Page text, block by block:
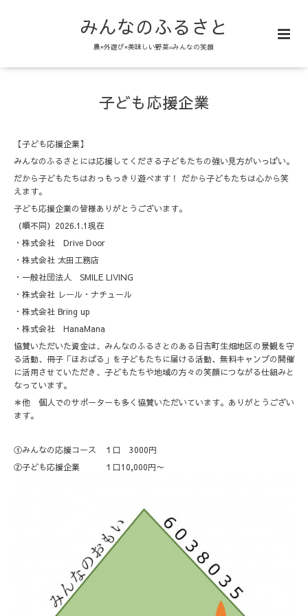
みんなのふるさと
農×外遊び×美味しい野菜=みんなの笑顔
子ども応援企業
【子ども応援企業】
みんなのふるさとには応援してくださる子どもたちの強い見方がいっぱい。
だから子どもたちはおっもっきり遊べます！ だから子どもたちは心から笑
えます。
子ども応援企業の皆様ありがとうございます。
（順不同）2026.1.1現在
・株式会社 Drive Door
・株式会社 太田工務店
・一般社団法人 SMILE LIVING
・株式会社 レール・ナチュール
・株式会社 Bring up
・株式会社 HanaMana
協賛いただいた資金は、みんなのふるさとのある日吉町生畑地区の景観を守
る活動、冊子「ほおばる」を子どもたちに届ける活動、無料キャンプの開催
に活用させていただき、子どもたちや地域の方々の笑顔につながる仕組みと
なっています。
＊他 個人でのサポーターも多く協賛いただいています。ありがとうござい
ます。
①みんなの応援コース １口 3000円
②子ども応援企業 １口10,000円〜